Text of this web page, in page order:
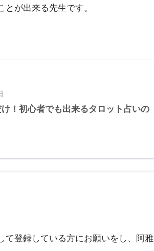
が出来る先生です。
！初心者でも出来るタロット占いの
て登録している方にお願いをし、阿雅